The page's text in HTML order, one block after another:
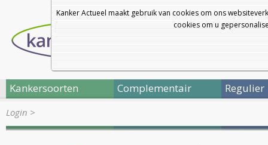
Kanker Actueel maakt gebruik van cookies om ons
cookies om u
Kankersoorten Complementair Regulier
Login >